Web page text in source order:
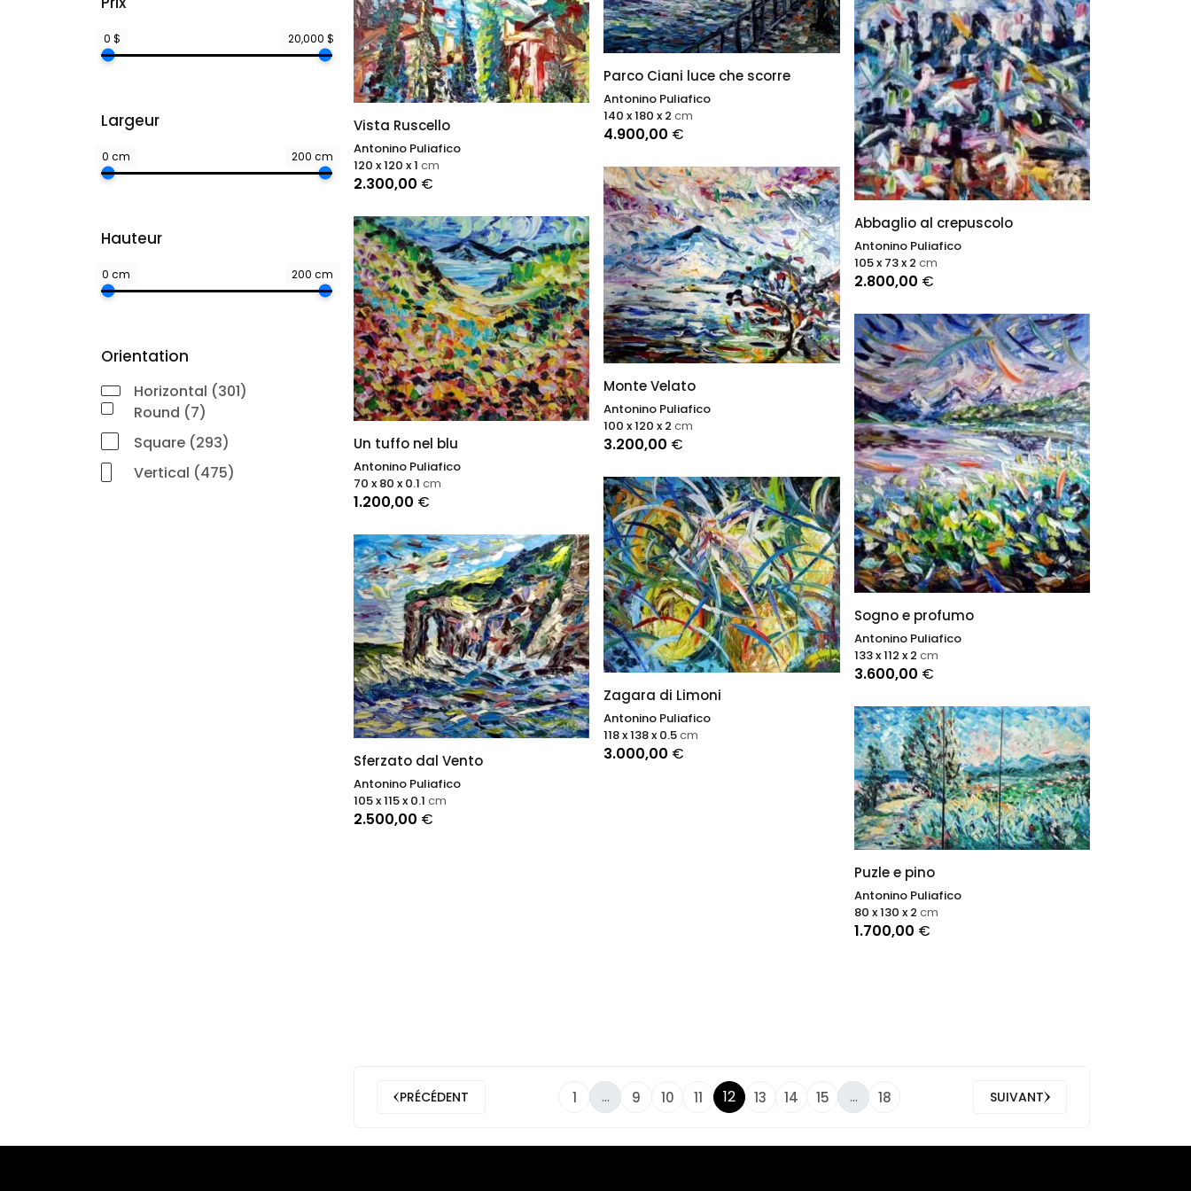
0 $ 20,000 $
Largeur
0 cm 200 cm
Hauteur
0 cm 200 cm
Orientation
Horizontal (301)
Round (7)
Square (293)
Vertical (475)
Vista Ruscello
Antonino Puliafico
2.300,00 €
120 x 120 x 1 cm
Un tuffo nel blu
Antonino Puliafico
1.200,00 €
70 x 80 x 0.1 cm
Sferzato dal Vento
Antonino Puliafico
2.500,00 €
105 x 115 x 0.1 cm
Parco Ciani luce che scorre
Antonino Puliafico
4.900,00 €
140 x 180 x 2cm
Monte Velato
Antonino Puliafico
3.200,00 €
100 x 120 x 2cm
Zagara di Limoni
Antonino Puliafico
3.000,00 €
118 x 138 x 0.5cm
Abbaglio al crepuscolo
Antonino Puliafico
2.800,00 €
105 x 73 x 2 cm
Sogno e profumo
Antonino Puliafico
3.600,00 €
133 x 112 x 2 cm
Puzle e pino
Antonino Puliafico
1.700,00 €
80 x 130 x 2 cm
PRÉCÉDENT 1 ... 9 10 11 12 13 14 15 ... 18 SUIVANT